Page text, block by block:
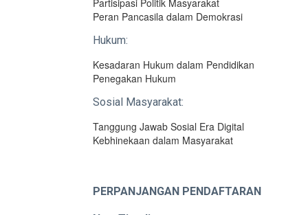
Partisipasi Politik Masyarakat
Peran Pancasila dalam Demokrasi
Hukum:
Kesadaran Hukum dalam Pendidikan
Penegakan Hukum
Sosial Masyarakat:
Tanggung Jawab Sosial Era Digital
Kebhinekaan dalam Masyarakat
PERPANJANGAN PENDAFTARAN